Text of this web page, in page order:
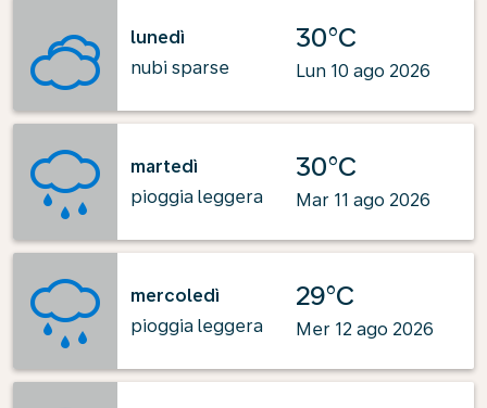
lunedì
nubi sparse
30°C
Lun 10 ago 2026
martedì
pioggia leggera
30°C
Mar 11 ago 2026
mercoledì
pioggia leggera
29°C
Mer 12 ago 2026